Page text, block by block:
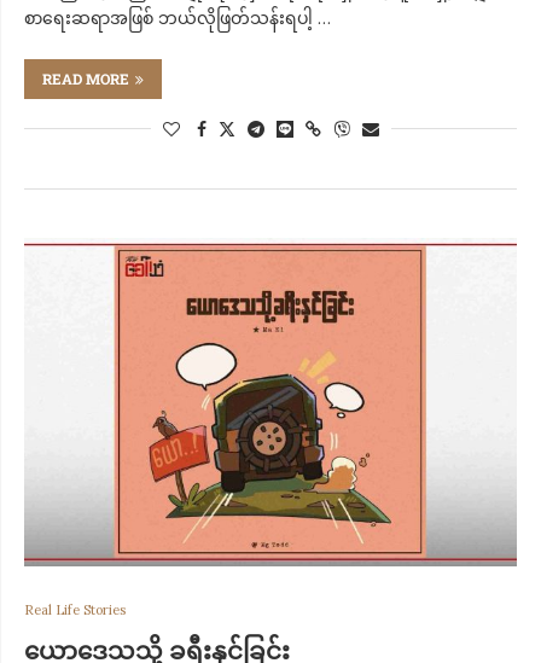
စာရေးဆရာအဖြစ် ဘယ်လိုဖြတ်သန်းရပါ့ …
READ MORE
Real Life Stories
ယောဒေသသို့ ခရီးနှင်ခြင်း